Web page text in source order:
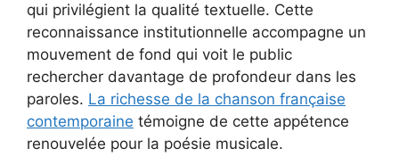
qui privilégient la qualité textuelle. Cette
reconnaissance institutionnelle accompagne un
mouvement de fond qui voit le public
rechercher davantage de profondeur dans les
paroles. La richesse de la chanson française
contemporaine témoigne de cette appétence
renouvelée pour la poésie musicale.